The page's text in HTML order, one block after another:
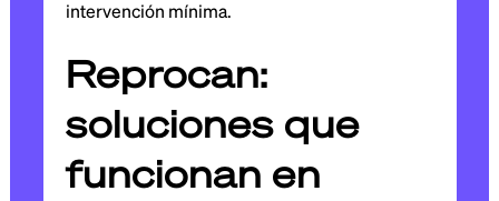
intervención mínima.
Reprocan:
soluciones que
funcionan en